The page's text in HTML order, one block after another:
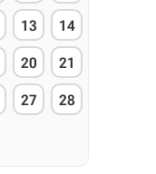
13 14
20 21
27 28